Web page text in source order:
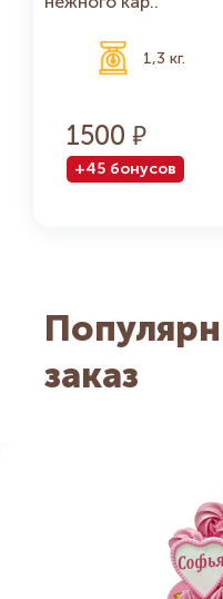
1,3 кг.
1500
+45 бонусов
заказ